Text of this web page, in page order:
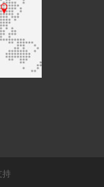
持